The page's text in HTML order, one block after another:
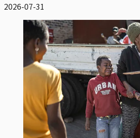
2026-07-31